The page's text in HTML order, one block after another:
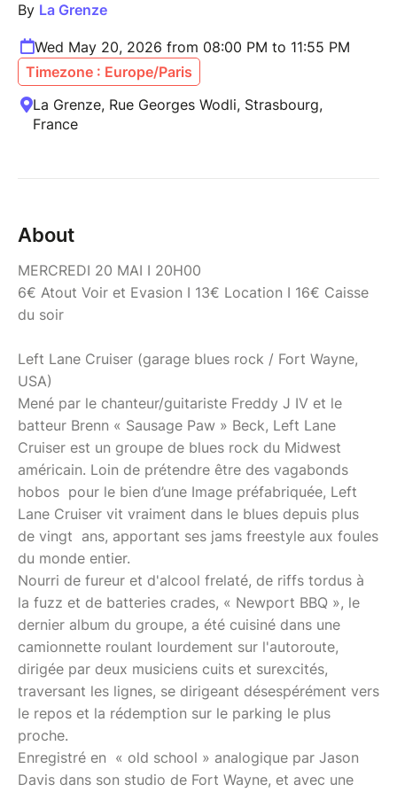
By La Grenze
Wed May 20, 2026 from 08:00 PM to 11:55 PM
Timezone : Europe/Paris
La Grenze, Rue Georges Wodli, Strasbourg,
France
About
MERCREDI 20 MAI I 20H00
6€ Atout Voir et Evasion I 13€ Location I 16€ Caisse
du soir
Left Lane Cruiser (garage blues rock / Fort Wayne,
USA)
Mené par le chanteur/guitariste Freddy J IV et le
batteur Brenn « Sausage Paw » Beck, Left Lane
Cruiser est un groupe de blues rock du Midwest
américain. Loin de prétendre être des vagabonds
hobos pour le bien d’une Image préfabriquée, Left
Lane Cruiser vit vraiment dans le blues depuis plus
de vingt ans, apportant ses jams freestyle aux foules
du monde entier.
Nourri de fureur et d'alcool frelaté, de riffs tordus à
la fuzz et de batteries crades, « Newport BBQ », le
dernier album du groupe, a été cuisiné dans une
camionnette roulant lourdement sur l'autoroute,
dirigée par deux musiciens cuits et surexcités,
traversant les lignes, se dirigeant désespérément vers
le repos et la rédemption sur le parking le plus
proche.
Enregistré en « old school » analogique par Jason
Davis dans son studio de Fort Wayne, et avec une